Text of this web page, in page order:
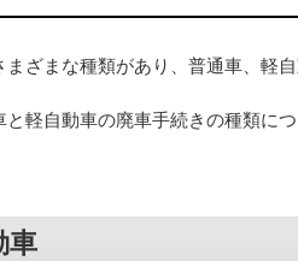
まざまな種類があり、普通車、軽
と軽自動車の廃車手続きの種類に
車